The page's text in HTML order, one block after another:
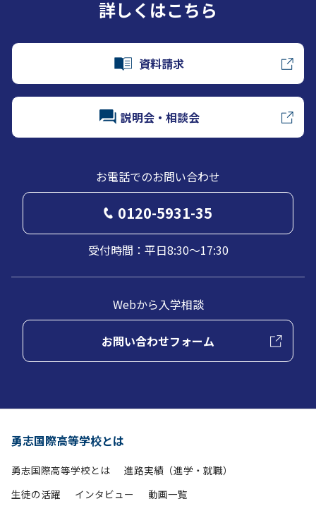
詳しくはこちら
資料請求
説明会・相談会
お電話でのお問い合わせ
0120-5931-35
受付時間：平日8:30～17:30
Webから入学相談
お問い合わせフォーム
勇志国際高等学校とは
勇志国際高等学校とは
進路実績（進学・就職）
生徒の活躍
インタビュー 動画一覧